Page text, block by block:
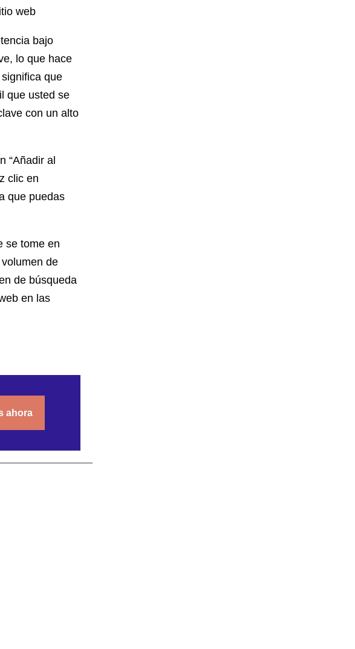
web
bajo
lo que hace
que
que usted se
con un alto
“Añadir al
clic en
que puedas
se tome en
de
de búsqueda
en las
ahora